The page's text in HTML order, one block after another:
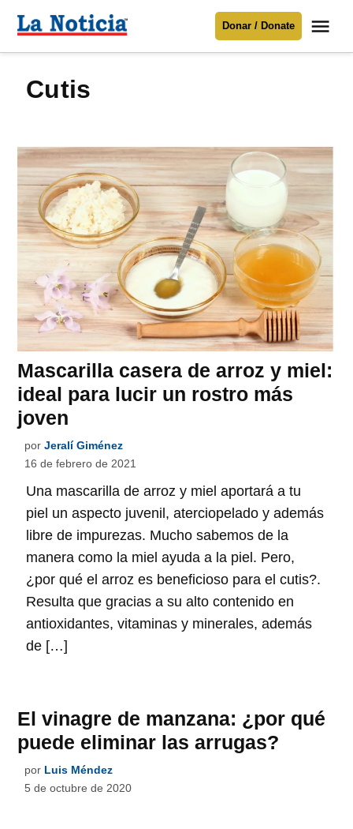
Para mantenerte informado necesitamos
contenido
Noticia
Donar / Donate
cutis
Mascarilla casera de arroz y miel:
ideal para lucir un rostro más
joven
por Jeralí Giménez
16 de febrero de 2021
Una mascarilla de arroz y miel aportará a tu
piel un aspecto juvenil, aterciopelado y además
libre de impurezas. Mucho sabemos de la
manera como la miel ayuda a la piel. Pero,
¿por qué el arroz es beneficioso para el cutis?.
Resulta que gracias a su alto contenido en
antioxidantes, vitaminas y minerales, además
de […]
El vinagre de manzana: ¿por qué
puede eliminar las arrugas?
por Luis Méndez
5 de octubre de 2020